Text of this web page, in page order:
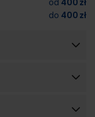
od 400 zł
do 400 zł